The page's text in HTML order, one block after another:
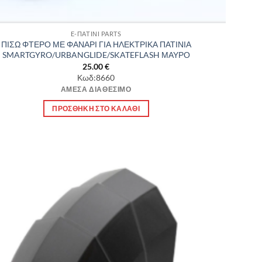
E-ΠΑΤΙΝΙ PARTS
ΠΙΣΩ ΦΤΕΡΟ ΜΕ ΦΑΝΑΡΙ ΓΙΑ ΗΛΕΚΤΡΙΚΑ ΠΑΤΙΝΙΑ
SMARTGYRO/URBANGLIDE/SKATEFLASH ΜΑΥΡΟ
25.00€
Κωδ:8660
ΆΜΕΣΑ ΔΙΑΘΈΣΙΜΟ
ΠΡΟΣΘΉΚΗ ΣΤΟ ΚΑΛΆΘΙ